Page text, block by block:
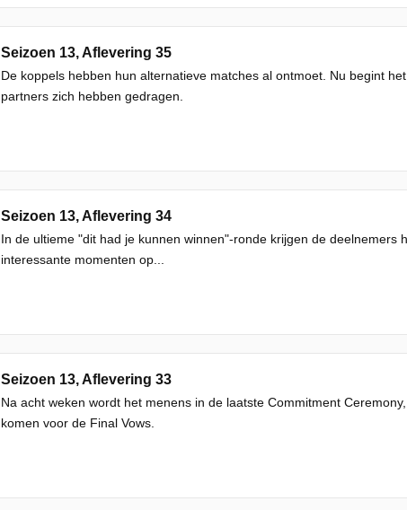
Seizoen 13, Aflevering 35
De koppels hebben hun alternatieve matches al ontmoet. Nu begint
partners zich hebben gedragen.
Seizoen 13, Aflevering 34
In de ultieme "dit had je kunnen winnen"-ronde krijgen de deelnemers
interessante momenten op...
Seizoen 13, Aflevering 33
Na acht weken wordt het menens in de laatste Commitment
komen voor de Final Vows.